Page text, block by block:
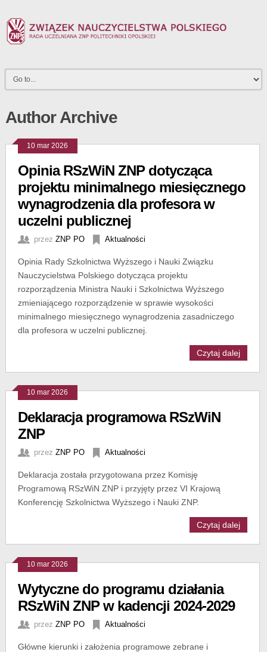
Author Archive
10 mar 2026
Opinia RSzWiN ZNP dotycząca
projektu minimalnego miesięcznego
wynagrodzenia dla profesora w
uczelni publicznej
przez ZNP PO Aktualności
Opinia Rady Szkolnictwa Wyższego i Nauki Związku
Nauczycielstwa Polskiego dotycząca projektu
rozporządzenia Ministra Nauki i Szkolnictwa Wyższego
zmieniającego rozporządzenie w sprawie wysokości
minimalnego miesięcznego wynagrodzenia zasadniczego
dla profesora w uczelni publicznej.
Czytaj dalej
10 mar 2026
Deklaracja programowa RSzWiN
ZNP
przez ZNP PO Aktualności
Deklaracja została przygotowana przez Komisję
Programową RSzWiN ZNP i przyjęty przez VI Krajową
Konferencję Szkolnictwa Wyższego i Nauki ZNP.
Czytaj dalej
10 mar 2026
Wytyczne do programu działania
RSzWiN ZNP w kadencji 2024-2029
przez ZNP PO Aktualności
Główne kierunki i założenia programowe zebrane i